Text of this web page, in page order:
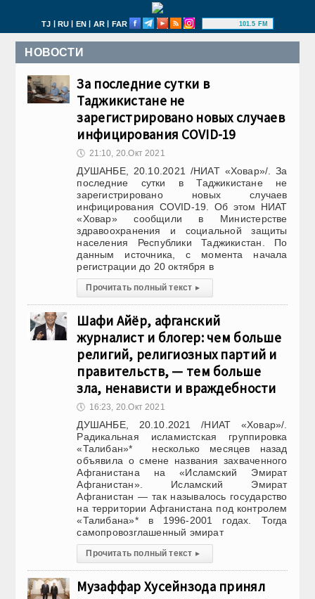
TJ | RU | EN | AR | FAR 101.5 FM
НОВОСТИ
За последние сутки в
Таджикистане не
зарегистрировано новых случаев
инфицирования COVID-19
🕔 21:10, 20.Окт 2021
ДУШАНБЕ, 20.10.2021 /НИАТ «Ховар»/. За
последние сутки в Таджикистане не
зарегистрировано новых случаев
инфицирования COVID-19. Об этом НИАТ
«Ховар» сообщили в Министерстве
здравоохранения и социальной защиты
населения Республики Таджикистан. По
данным источника, с момента начала
регистрации до 20 октября в
Прочитать полный текст ▸
Шафи Айёр, афганский
журналист и блогер: чем больше
религий, религиозных партий и
правительств, — тем больше
зла, ненависти и враждебности
🕔 16:23, 20.Окт 2021
ДУШАНБЕ, 20.10.2021 /НИАТ «Ховар»/.
Радикальная исламистская группировка
«Талибан»* несколько месяцев назад
объявила о смене названия захваченного
Афганистана на «Исламский Эмират
Афганистан». Исламский Эмират
Афганистан — так называлось государство
на территории Афганистана под контролем
«Талибана»* в 1996-2001 годах. Тогда
самопровозглашенный эмират
Прочитать полный текст ▸
Музаффар Хусейнзода принял